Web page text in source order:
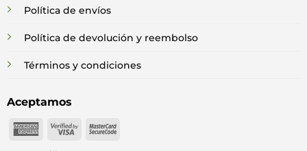
Política de envíos
Política de devolución y reembolso
Términos y condiciones
Aceptamos
American
Visa
MasterCard